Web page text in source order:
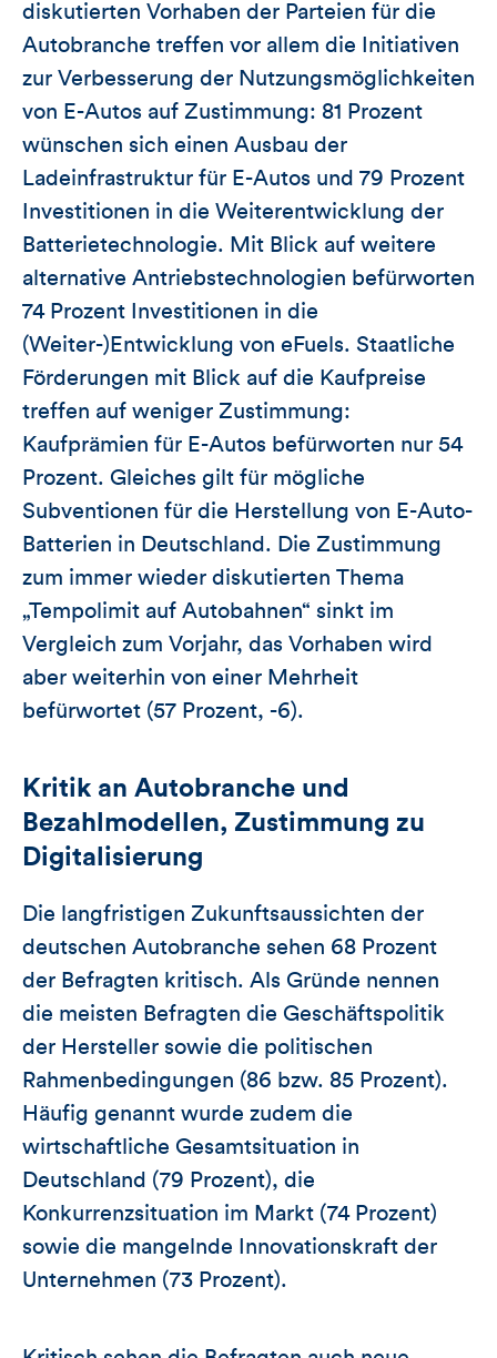
diskutierten Vorhaben der Parteien für die
Autobranche treffen vor allem die Initiativen
zur Verbesserung der Nutzungsmöglichkeiten
von E-Autos auf Zustimmung: 81 Prozent
wünschen sich einen Ausbau der
Ladeinfrastruktur für E-Autos und 79 Prozent
Investitionen in die Weiterentwicklung der
Batterietechnologie. Mit Blick auf weitere
alternative Antriebstechnologien befürworten
74 Prozent Investitionen in die
(Weiter-)Entwicklung von eFuels. Staatliche
Förderungen mit Blick auf die Kaufpreise
treffen auf weniger Zustimmung:
Kaufprämien für E-Autos befürworten nur 54
Prozent. Gleiches gilt für mögliche
Subventionen für die Herstellung von E-Auto-
Batterien in Deutschland. Die Zustimmung
zum immer wieder diskutierten Thema
„Tempolimit auf Autobahnen“ sinkt im
Vergleich zum Vorjahr, das Vorhaben wird
aber weiterhin von einer Mehrheit
befürwortet (57 Prozent, -6).
Kritik an Autobranche und
Bezahlmodellen, Zustimmung zu
Digitalisierung
Die langfristigen Zukunftsaussichten der
deutschen Autobranche sehen 68 Prozent
der Befragten kritisch. Als Gründe nennen
die meisten Befragten die Geschäftspolitik
der Hersteller sowie die politischen
Rahmenbedingungen (86 bzw. 85 Prozent).
Häufig genannt wurde zudem die
wirtschaftliche Gesamtsituation in
Deutschland (79 Prozent), die
Konkurrenzsituation im Markt (74 Prozent)
sowie die mangelnde Innovationskraft der
Unternehmen (73 Prozent).